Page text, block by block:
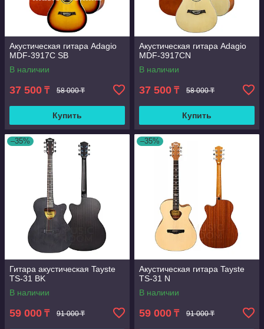
Акустическая гитара Adagio
MDF-3917C SB
В наличии
37 500 ₸ 58 000 ₸
Купить
Акустическая гитара Adagio
MDF-3917СN
В наличии
37 500 ₸ 58 000 ₸
Купить
–35%
Гитара акустическая Tayste
TS-31 BK
В наличии
59 000 ₸ 91 000 ₸
–35%
Акустическая гитара Tayste
TS-31 N
В наличии
59 000 ₸ 91 000 ₸